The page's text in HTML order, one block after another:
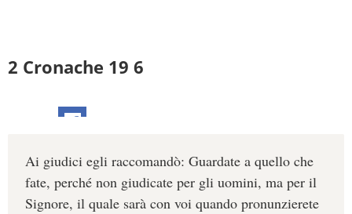
2 Cronache 19 6
Ai giudici egli raccomandò: Guardate a quello che
fate, perché non giudicate per gli uomini, ma per il
Signore, il quale sarà con voi quando pronunzierete